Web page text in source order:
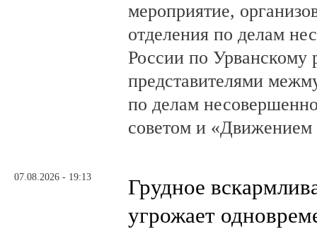
мероприятие,
отделения по делам
России по Урванскому
представителями
по делам
советом и
07.08.2026 - 19:13
Грудное
угрожает